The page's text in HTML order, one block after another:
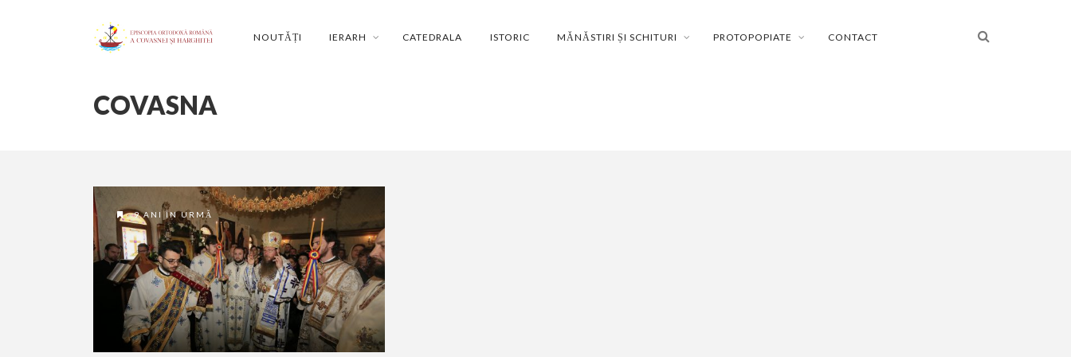
NOUTĂȚI IERARH CATEDRALA ISTORIC MĂNĂSTIRI ȘI SCHITURI PROTOPOPIATE CONTACT
COVASNA
9 ANI ÎN URMĂ